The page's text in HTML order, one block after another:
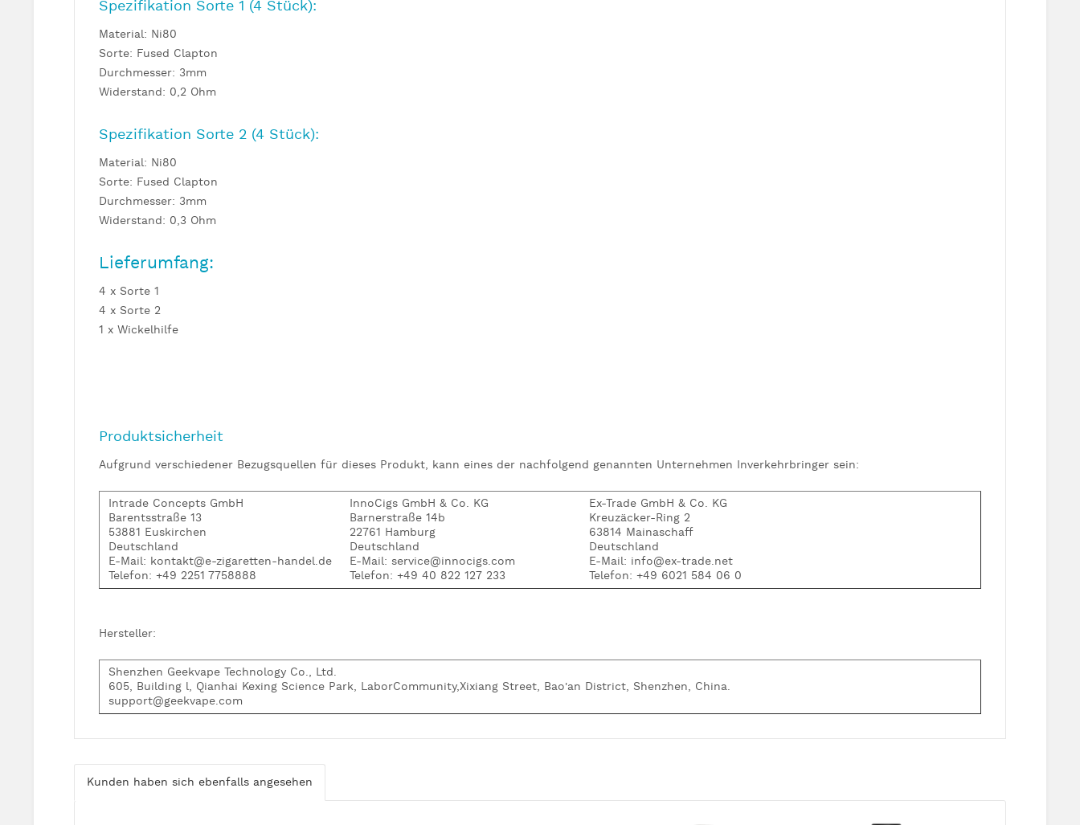
Spezifikation Sorte 1 (4 Stück):
Material: Ni80
Sorte: Fused Clapton
Durchmesser: 3mm
Widerstand: 0,2 Ohm
Spezifikation Sorte 2 (4 Stück):
Material: Ni80
Sorte: Fused Clapton
Durchmesser: 3mm
Widerstand: 0,3 Ohm
Lieferumfang:
4 x Sorte 1
4 x Sorte 2
1 x Wickelhilfe
Produktsicherheit
Aufgrund verschiedener Bezugsquellen für dieses Produkt, kann eines der nachfolgend genannten Unternehmen Inverkehrbringer sein:
Intrade Concepts GmbH
Barentsstraße 13
53881 Euskirchen
Deutschland
E-Mail: kontakt@e-zigaretten-handel.de
Telefon: +49 2251 7758888
InnoCigs GmbH & Co. KG
Barnerstraße 14b
22761 Hamburg
Deutschland
E-Mail: service@innocigs.com
Telefon: +49 40 822 127 233
Ex-Trade GmbH & Co. KG
Kreuzäcker-Ring 2
63814 Mainaschaff
Deutschland
E-Mail: info@ex-trade.net
Telefon: +49 6021 584 06 0
Hersteller:
Shenzhen Geekvape Technology Co., Ltd.
605, Building l, Qianhai Kexing Science Park, LaborCommunity,Xixiang Street, Bao'an District, Shenzhen, China.
support@geekvape.com
Kunden haben sich ebenfalls angesehen